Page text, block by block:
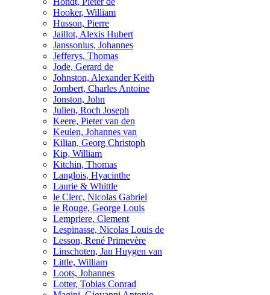
Hooker, William
Husson, Pierre
Jaillot, Alexis Hubert
Janssonius, Johannes
Jefferys, Thomas
Jode, Gerard de
Johnston, Alexander Keith
Jombert, Charles Antoine
Jonston, John
Julien, Roch Joseph
Keere, Pieter van den
Keulen, Johannes van
Kilian, Georg Christoph
Kip, William
Kitchin, Thomas
Langlois, Hyacinthe
Laurie & Whittle
le Clerc, Nicolas Gabriel
le Rouge, George Louis
Lempriere, Clement
Lespinasse, Nicolas Louis de
Lesson, René Primevère
Linschoten, Jan Huygen van
Little, William
Loots, Johannes
Lotter, Tobias Conrad